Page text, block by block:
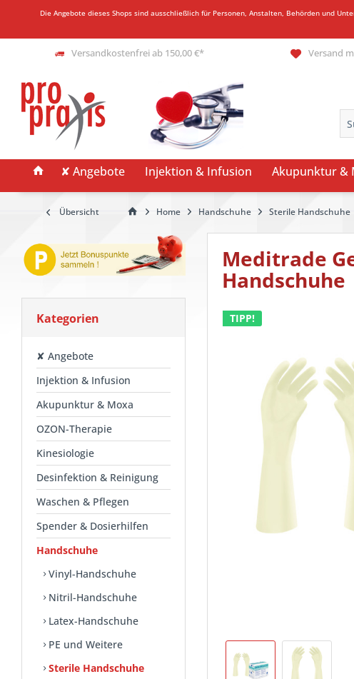
Die Angebote dieses Shops sind ausschließlich für Personen, Anstalten, Behörden und
Versandkostenfrei ab 150,00 €* Versand
✘ Angebote Injektion & Infusion Akupunktur &
Übersicht Home Handschuhe Sterile Handschuhe
Kategorien
✘ Angebote
Injektion & Infusion
Akupunktur & Moxa
OZON-Therapie
Kinesiologie
Desinfektion & Reinigung
Waschen & Pflegen
Spender & Dosierhilfen
Handschuhe
Vinyl-Handschuhe
Nitril-Handschuhe
Latex-Handschuhe
PE und Weitere
Sterile Handschuhe
Meditrade
Handschuhe
TIPP!